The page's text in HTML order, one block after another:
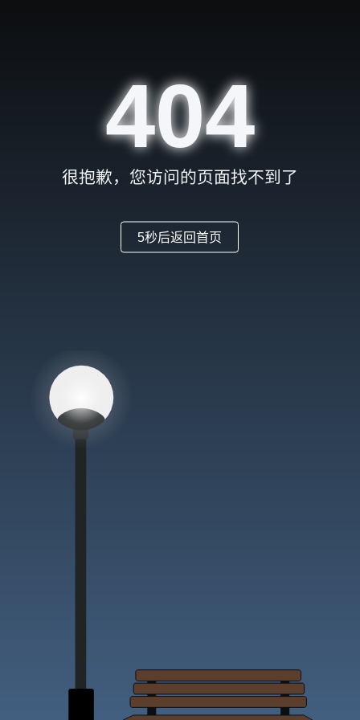
404
很抱歉，您访问的页面找不到了
5秒后返回首页